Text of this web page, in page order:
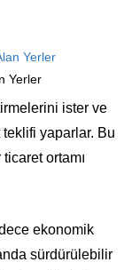
Yerler
ister ve
yaparlar. Bu
ortamı
ekonomik
sürdürülebilir